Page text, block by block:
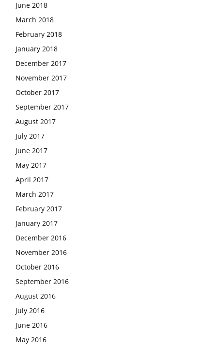
June 2018
March 2018
February 2018
January 2018
December 2017
November 2017
October 2017
September 2017
August 2017
July 2017
June 2017
May 2017
April 2017
March 2017
February 2017
January 2017
December 2016
November 2016
October 2016
September 2016
August 2016
July 2016
June 2016
May 2016